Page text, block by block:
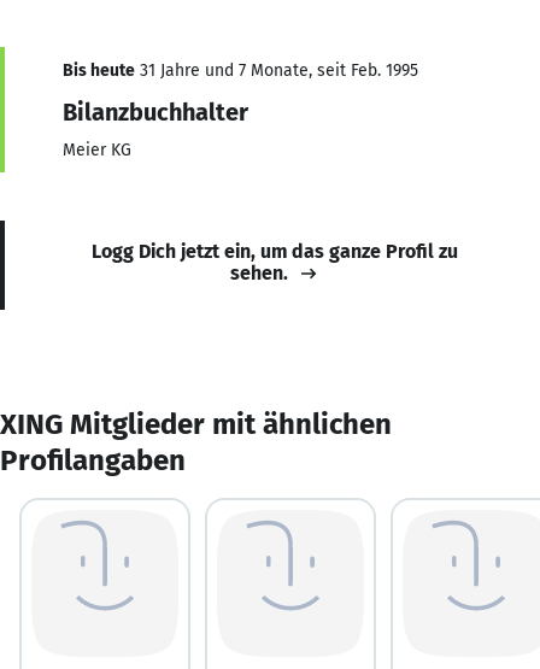
Bis heute 31 Jahre und 7 Monate, seit Feb. 1995
Bilanzbuchhalter
Meier KG
Logg Dich jetzt ein, um das ganze Profil zu
sehen.
XING Mitglieder mit ähnlichen
Profilangaben